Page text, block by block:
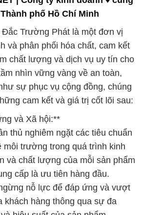
phố Hồ Chí Minh
Đắc Trường Phát là một đơn vị
và phân phối hóa chất, cam kết
chất lượng và dịch vụ uy tín cho
nhìn vững vàng về an toàn,
sự phục vụ cộng đồng, chúng
cam kết và giá trị cốt lõi sau:
và Xã hội:**
thủ nghiêm ngặt các tiêu chuẩn
môi trường trong quá trình kinh
và chất lượng của mỗi sản phẩm
cấp là ưu tiên hàng đầu.
nỗ lực để đáp ứng và vượt
khách hàng thông qua sự đa